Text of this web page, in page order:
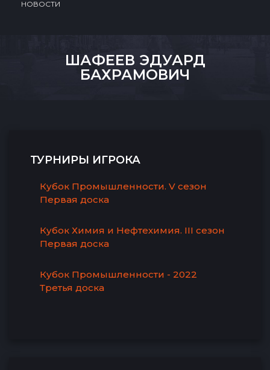
НОВОСТИ
ШАФЕЕВ ЭДУАРД
БАХРАМОВИЧ
ТУРНИРЫ ИГРОКА
Кубок Промышленности. V сезон
Первая доска
Кубок Химия и Нефтехимия. III сезон
Первая доска
Кубок Промышленности - 2022
Третья доска